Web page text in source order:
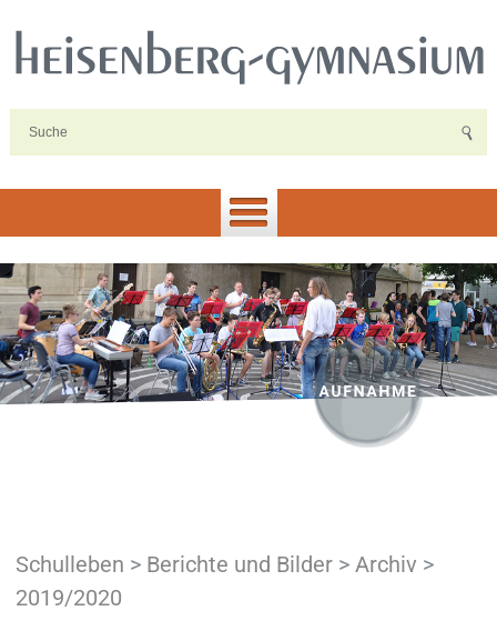
Schulleben > Berichte und Bilder> Archiv >
2019/2020